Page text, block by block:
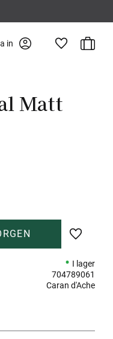
in Favoriter
Matt
Lägg till
I lager
704789061
Caran d'Ache